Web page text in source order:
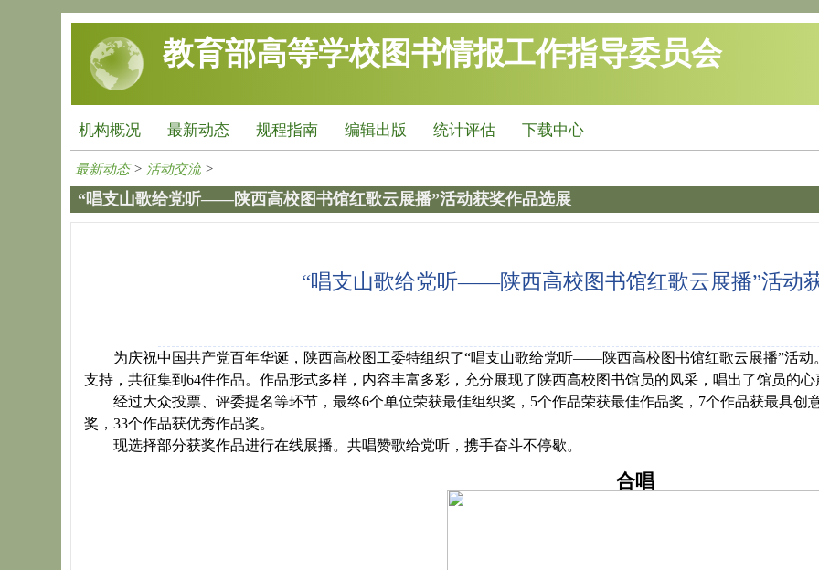
跳转到主要内容
教育部高等学校图书情报工作指导委员会
机构概况 最新动态 规程指南 编辑出版 统计评估 下载中心
最新动态> 活动交流>
“唱支山歌给党听——陕西高校图书馆红歌云展播”活动获奖作品选展
“唱支山歌给党听——陕西高校图书馆红歌云展播”活动
为庆祝中国共产党百年华诞，陕西高校图工委特组织了“唱支山歌给党听——陕西高校图书馆红歌云展播”活
支持，共征集到64件作品。作品形式多样，内容丰富多彩，充分展现了陕西高校图书馆员的风采，唱出了馆员的心
经过大众投票、评委提名等环节，最终6个单位荣获最佳组织奖，5个作品荣获最佳作品奖，7个作品获最具创
奖，33个作品获优秀作品奖。
现选择部分获奖作品进行在线展播。共唱赞歌给党听，携手奋斗不停歇。
合唱